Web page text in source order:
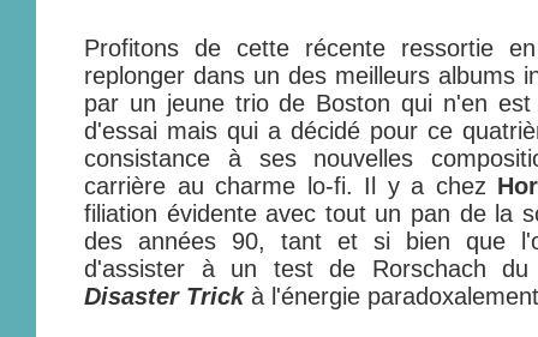
Profitons de cette récente ressortie
replonger dans un des meilleurs albums
par un jeune trio de Boston qui n'en
d'essai mais qui a décidé pour ce
consistance à ses nouvelles
carrière au charme lo-fi. Il y a chez
filiation évidente avec tout un pan de la
des années 90, tant et si bien que
d'assister à un test de Rorschach
Disaster Trickà l'énergie